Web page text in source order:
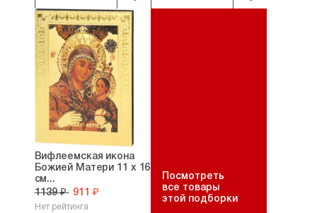
Вифлеемская икона
Божией Матери 11 х 16
см...
1139 ₽ 911 ₽
Нет рейтинга
Посмотреть
все товары
этой подборки